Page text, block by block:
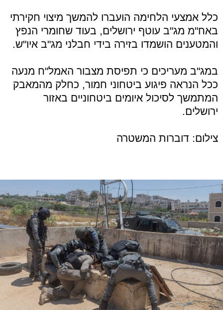
כלל אמצעי הלחימה הועברו להמשך מיצוי חקירתי
באח"מ מג"ב עוטף ירושלים, בעוד שחומרי הנפץ
והמטענים הושמדו בזירה בידי חבלני מג"ב איו"ש.
במג"ב מעריכים כי תפיסת מצבור האמל"ח מנעה
ככל הנראה פיגוע ביטחוני חמור, כחלק מהמאבק
המתמשך לסיכול איומים ביטחוניים באזור
ירושלים.
צילום: דוברות המשטרה